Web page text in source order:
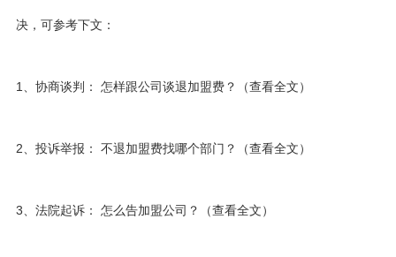
决，可参考下文：
1、协商谈判： 怎样跟公司谈退加盟费？（查看全文）
2、投诉举报： 不退加盟费找哪个部门？（查看全文）
3、法院起诉： 怎么告加盟公司？（查看全文）